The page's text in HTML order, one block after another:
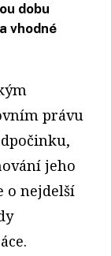
dobu
vhodné
právu
jeho
o nejdelší